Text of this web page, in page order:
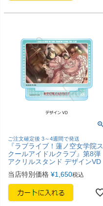
ご注文確定後 3～4週間で発送
『ラブライブ！蓮ノ空女学院ス
クールアイドルクラブ』第8弾
アクリルスタンド デザインVD
当店特別価格 ¥1,650税込